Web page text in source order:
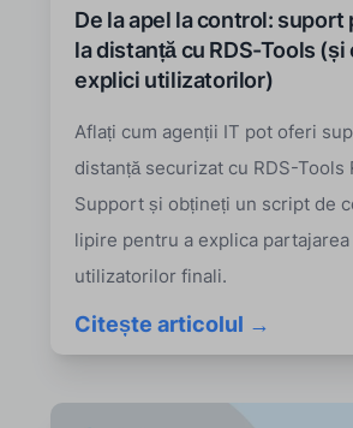
De la apel la control: suport
la distanță cu RDS-Tools (și
explici utilizatorilor)
Aflați cum agenții IT pot oferi
distanță securizat cu RDS-Tools
Support și obțineți un script de
lipire pentru a explica
utilizatorilor finali.
Citește articolul →